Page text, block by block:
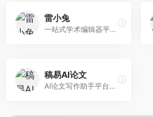
雷小兔
一站式学术编辑器平台，覆盖论文写作全流程。面向高校学生和科研人员，提供选题分析、文献检索、论文生成、查重降重等服务，操作流程清晰，学术写作效率显著提升。
稿易AI论文
AI论文写作助手平台，提供智能化学术写作支持。面向高校学生，支持多种论文类型生成，提供参考文献管理和格式规范服务，操作流程简单。